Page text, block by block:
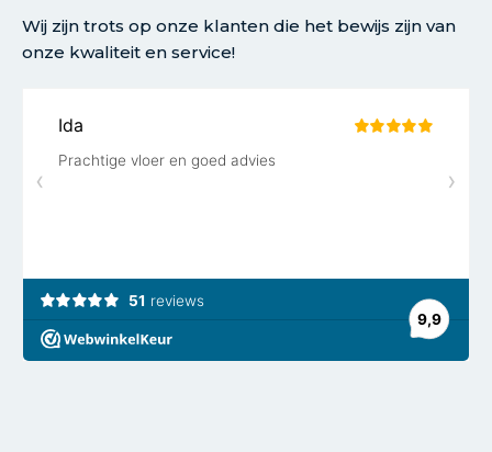
Wij zijn trots op onze klanten die het bewijs zijn van
onze kwaliteit en service!